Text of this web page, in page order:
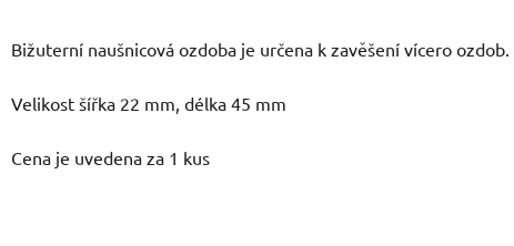
Bižuterní naušnicová ozdoba je určena k zavěšení vícero ozdob.
Velikost šířka 22 mm, délka 45 mm
Cena je uvedena za 1 kus